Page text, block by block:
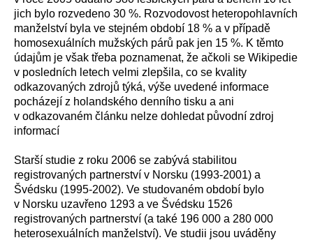
jich bylo rozvedeno 30 %. Rozvodovost heteropohlavních
manželství byla ve stejném období 18 % a v případě
homosexuálních mužských párů pak jen 15 %. K těmto
údajům je však třeba poznamenat, že ačkoli se Wikipedie
v posledních letech velmi zlepšila, co se kvality
odkazovaných zdrojů týká, výše uvedené informace
pocházejí z holandského denního tisku a ani
v odkazovaném článku nelze dohledat původní zdroj
informací
Starší studie z roku 2006 se zabývá stabilitou
registrovaných partnerství v Norsku (1993-2001) a
Švédsku (1995-2002). Ve studovaném období bylo
v Norsku uzavřeno 1293 a ve Švédsku 1526
registrovaných partnerství (a také 196 000 a 280 000
heterosexuálních manželství). Ve studii jsou uváděny